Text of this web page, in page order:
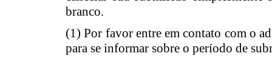
branco.
(1) Por favor entre em contato com o
para se informar sobre o período de